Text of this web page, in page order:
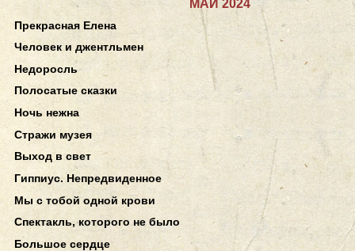
МАЙ 2024
Прекрасная Елена
Человек и джентльмен
Недоросль
Полосатые сказки
Ночь нежна
Стражи музея
Выход в свет
Гиппиус. Непредвиденное
Мы с тобой одной крови
Спектакль, которого не было
Большое сердце